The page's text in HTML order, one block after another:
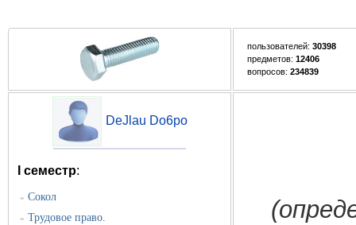
пользователей: 30398
предметов: 12406
вопросов: 234839
DeJlau Do6po
I семестр:
» Сокол
» Трудовое право.